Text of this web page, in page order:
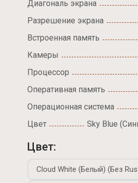
Диагональ экрана
Разрешение экрана
Встроенная память
Камеры
Процессор
Оперативная память
Операционная система
Цвет
Sky Blue
Цвет:
Cloud White (Белый) (Без